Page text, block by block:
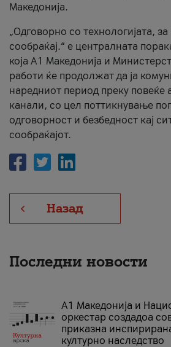
Македонија.
„Одговорно со технологијата,
сообраќај.“ е централната
која A1 Македонија и
работи ќе продолжат да ја
наредниот период преку повеќе
канали, со цел поттикнување
одговорност и безбедност кај
сообраќајот.
Назад
Последни новости
А1 Македонија и
оркестар создадоа
приказна
културно наследство